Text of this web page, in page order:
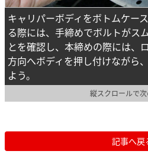
キャリパーボディをボトムケー
る際には、手締めでボルトがス
とを確認し、本締めの際には、
方向へボディを押し付けながら
よう。
縦スクロールで
記事へ戻